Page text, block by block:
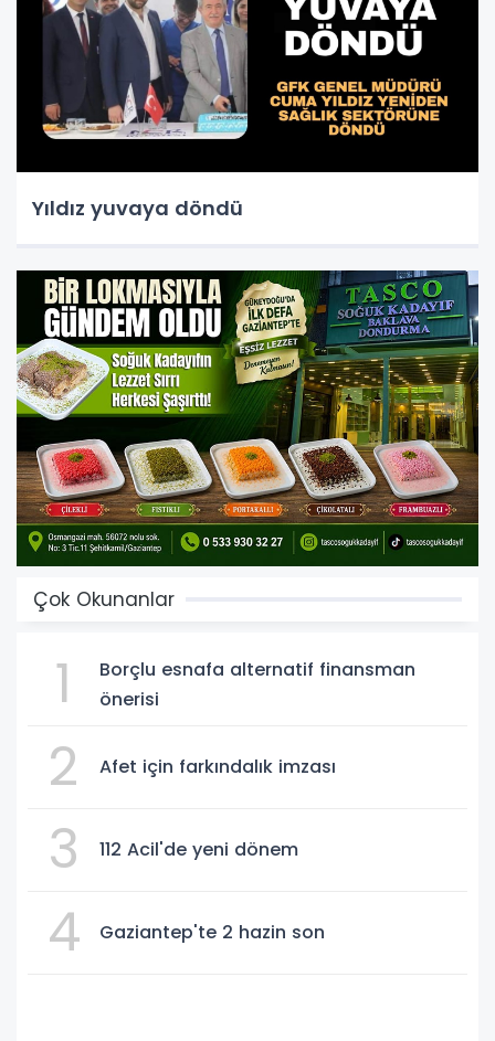
Yıldız yuvaya döndü
Çok Okunanlar
1
Borçlu esnafa alternatif finansman
önerisi
2 Afet için farkındalık imzası
3 112 Acil'de yeni dönem
4 Gaziantep'te 2 hazin son